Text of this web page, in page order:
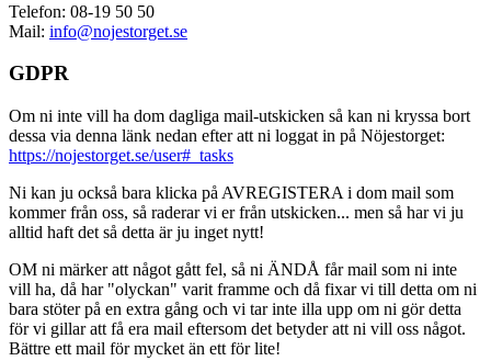
Telefon: 08-19 50 50
Mail: info@nojestorget.se
GDPR
Om ni inte vill ha dom dagliga mail-utskicken så kan ni kryssa bort
dessa via denna länk nedan efter att ni loggat in på Nöjestorget:
https://nojestorget.se/user#_tasks
Ni kan ju också bara klicka på AVREGISTERA i dom mail som
kommer från oss, så raderar vi er från utskicken... men så har vi ju
alltid haft det så detta är ju inget nytt!
OM ni märker att något gått fel, så ni ÄNDÅ får mail som ni inte
vill ha, då har "olyckan" varit framme och då fixar vi till detta om ni
bara stöter på en extra gång och vi tar inte illa upp om ni gör detta
för vi gillar att få era mail eftersom det betyder att ni vill oss något.
Bättre ett mail för mycket än ett för lite!